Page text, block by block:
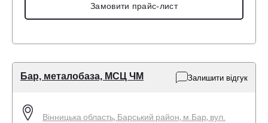
Замовити прайс-лист
Бар, металобаза, МСЦ ЧМ Залишити відгук
Вінницька область, Барський район, м.Бар, вул.